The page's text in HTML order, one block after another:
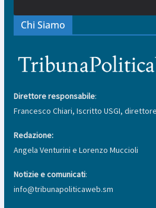
Chi Siamo
Direttore responsabile:
Francesco Chiari, Iscritto USGI,
Redazione:
Angela Venturini e Lorenzo Muccioli
Notizie e comunicati:
info@tribunapoliticaweb.sm